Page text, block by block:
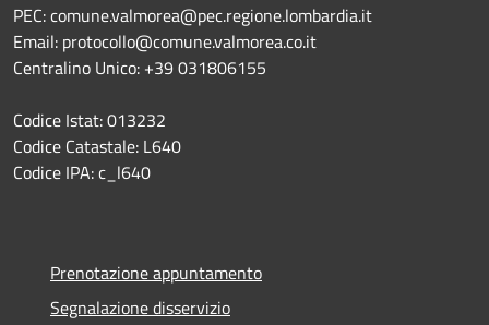
PEC: comune.valmorea@pec.regione.lombardia.it
Email: protocollo@comune.valmorea.co.it
Centralino Unico: +39 031806155
Codice Istat: 013232
Codice Catastale: L640
Codice IPA: c_l640
Prenotazione appuntamento
Segnalazione disservizio